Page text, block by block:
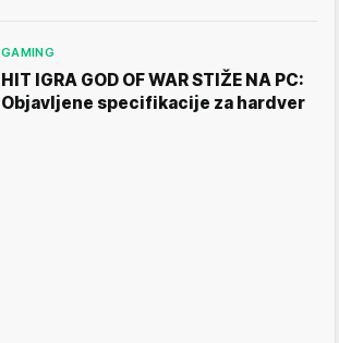
GAMING
HIT IGRA GOD OF WAR STIŽE NA PC:
Objavljene specifikacije za hardver